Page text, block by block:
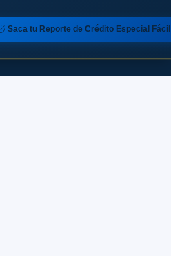
Saca tu Reporte de Crédito Especial Fácil